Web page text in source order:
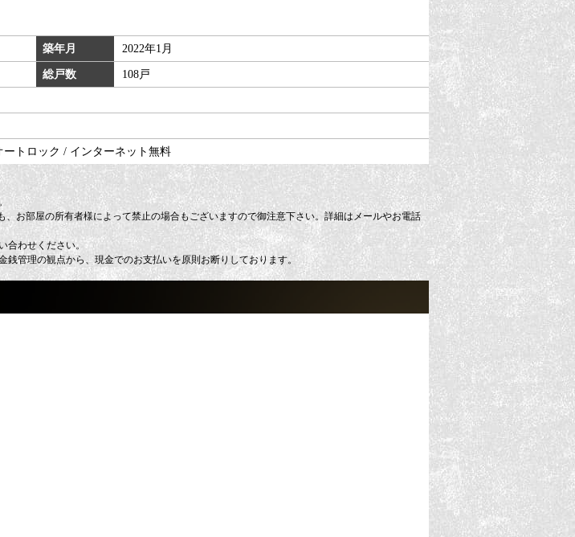
築年月 2022年1月
総戸数 108戸
トロック / インターネット無料
お部屋の所有者様によって禁止の場合もございますので御注意下さい。詳細はメールやお電話
合わせください。
管理の観点から、現金でのお支払いを原則お断りしております。